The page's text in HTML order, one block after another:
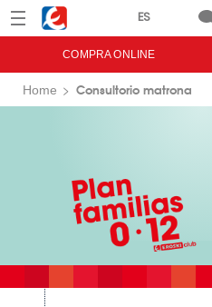
Menú Eroski
COMPRA ONLINE
Home Consultorio matrona